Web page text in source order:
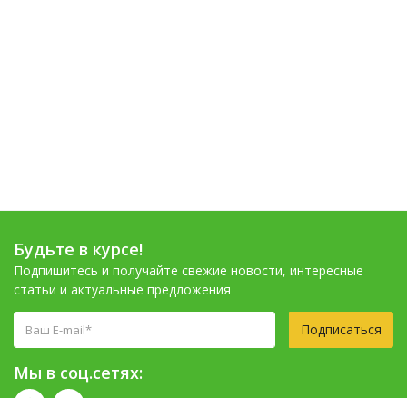
Будьте в курсе!
Подпишитесь и получайте свежие новости, интересные
статьи и актуальные предложения
Подписаться
Мы в соц.сетях: